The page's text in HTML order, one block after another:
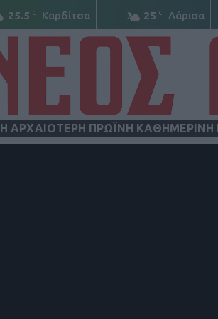
25.5 C Καρδίτσα 25 C Λάρισα
Η ΑΡΧΑΙΟΤΕΡΗ ΠΡΩΪΝΗ ΚΑΘΗΜΕΡΙΝΗ